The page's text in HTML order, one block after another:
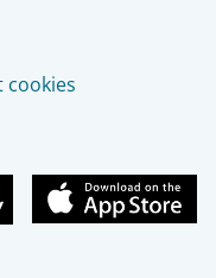
cookies